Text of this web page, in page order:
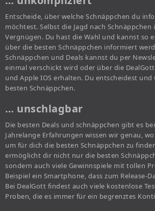
Entscheide, über welche Schnäppchen du
möchtest. Selbst die Jagd nach
Vergnügen. Du hast die Wahl und kannst so
über die besten Schnäppchen informiert
Schnäppchen und Deals kannst du per
einmal verschickt wird oder über die
und Apple IOS erhalten. Du entscheidest
besten Schnäppchen.
… unschlagbar
Die besten Deals und schnäppchen gibt es
Jahrelange Erfahrungen wissen wir genau,
um für dich die besten Schnäppchen zu
ermöglicht dir nicht nur die besten
sondern auch viele Gewinnspiele mit tollen
Beispiel ein Smartphone, dass zum Release-
Bei DealGott findest auch viele kostenlose
Proben, die es immer für ein begrenztes